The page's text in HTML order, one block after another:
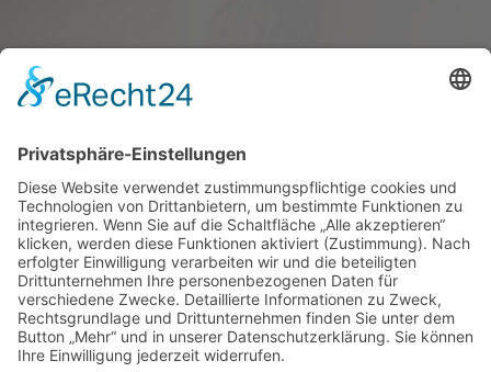
verkaufen und darin
wohnen bleiben
Verkaufen Sie Ihr Haus oder Ihre
Eigen­tums­woh­nung und bleiben Sie
darin wohnen.
Jetzt Ermittlung starten »